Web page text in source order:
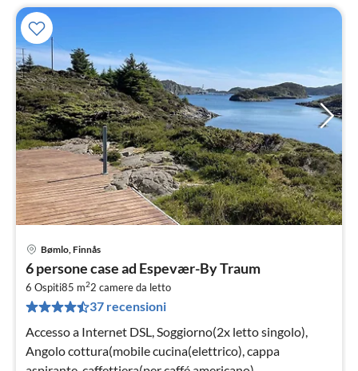
Bømlo, Finnås
6 persone case ad Espevær-By Traum
6 Ospiti85 m22 camere da letto
37 recensioni
Accesso a Internet DSL, Soggiorno(2x letto singolo),
Angolo cottura(mobile cucina(elettrico), cappa